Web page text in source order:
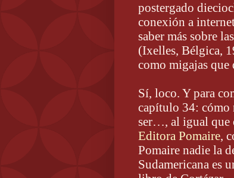
postergado
conexión a
saber más sobre
(Ixelles, Bélgica,
como migajas que
Sí, loco. Y para
capítulo 34:
ser…, al igual que
Editora Pomaire,
Pomaire nadie la
Sudamericana es